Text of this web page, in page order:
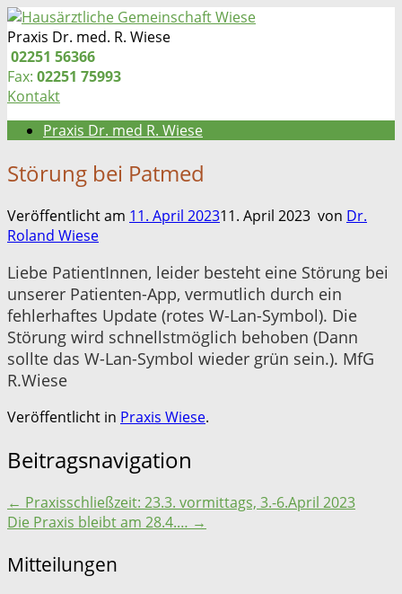
Zum
Inhalt
springen
Praxis Dr. med. R. Wiese
Telefon:
02251 56366
Fax: 02251 75993
Kontakt
Praxis Dr. med R. Wiese
Störung bei Patmed
Veröffentlicht am 11. April 202311. April 2023 von Dr.
Roland Wiese
Liebe PatientInnen, leider besteht eine Störung bei
unserer Patienten-App, vermutlich durch ein
fehlerhaftes Update (rotes W-Lan-Symbol). Die
Störung wird schnellstmöglich behoben (Dann
sollte das W-Lan-Symbol wieder grün sein.). MfG
R.Wiese
Veröffentlicht in Praxis Wiese.
Beitragsnavigation
← Praxisschließzeit: 23.3. vormittags, 3.-6.April 2023
Die Praxis bleibt am 28.4.… →
Mitteilungen